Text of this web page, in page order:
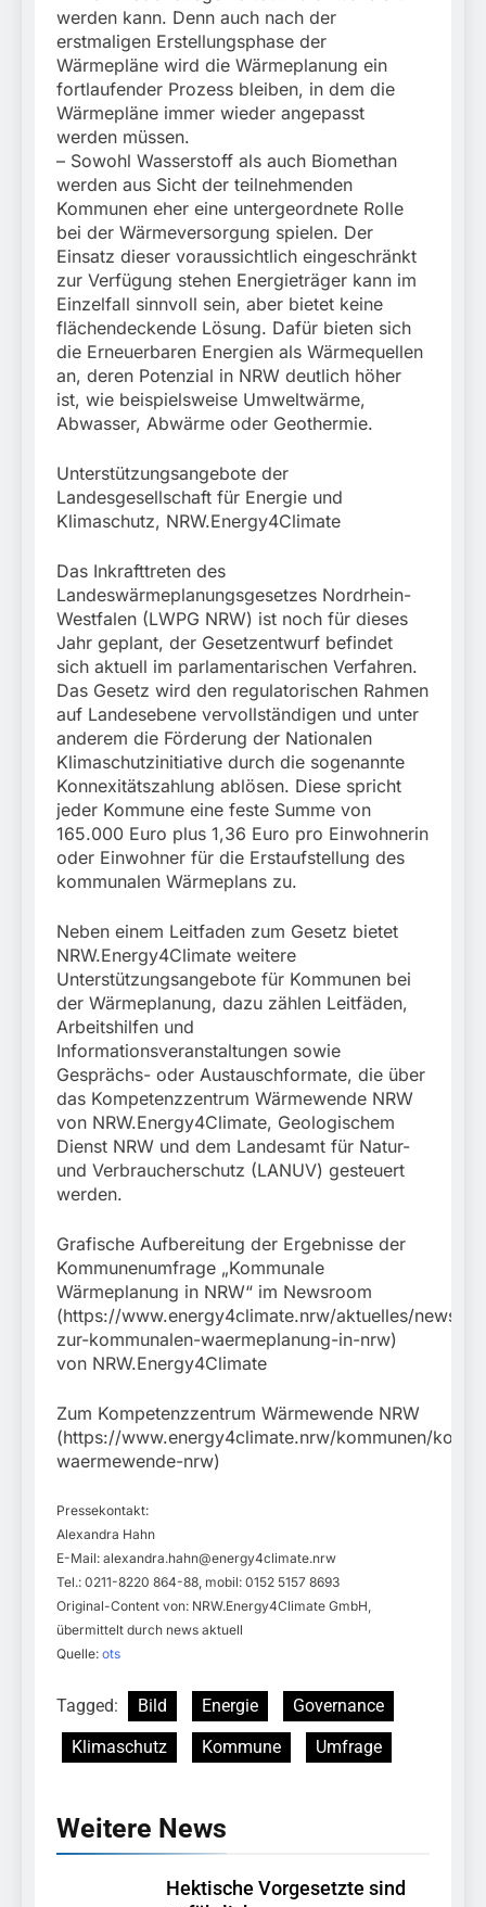
werden kann. Denn auch nach der
erstmaligen Erstellungsphase der
Wärmepläne wird die Wärmeplanung ein
fortlaufender Prozess bleiben, in dem die
Wärmepläne immer wieder angepasst
werden müssen.
– Sowohl Wasserstoff als auch Biomethan
werden aus Sicht der teilnehmenden
Kommunen eher eine untergeordnete Rolle
bei der Wärmeversorgung spielen. Der
Einsatz dieser voraussichtlich eingeschränkt
zur Verfügung stehen Energieträger kann im
Einzelfall sinnvoll sein, aber bietet keine
flächendeckende Lösung. Dafür bieten sich
die Erneuerbaren Energien als Wärmequellen
an, deren Potenzial in NRW deutlich höher
ist, wie beispielsweise Umweltwärme,
Abwasser, Abwärme oder Geothermie.
Unterstützungsangebote der
Landesgesellschaft für Energie und
Klimaschutz, NRW.Energy4Climate
Das Inkrafttreten des
Landeswärmeplanungsgesetzes Nordrhein-
Westfalen (LWPG NRW) ist noch für dieses
Jahr geplant, der Gesetzentwurf befindet
sich aktuell im parlamentarischen Verfahren.
Das Gesetz wird den regulatorischen Rahmen
auf Landesebene vervollständigen und unter
anderem die Förderung der Nationalen
Klimaschutzinitiative durch die sogenannte
Konnexitätszahlung ablösen. Diese spricht
jeder Kommune eine feste Summe von
165.000 Euro plus 1,36 Euro pro Einwohnerin
oder Einwohner für die Erstaufstellung des
kommunalen Wärmeplans zu.
Neben einem Leitfaden zum Gesetz bietet
NRW.Energy4Climate weitere
Unterstützungsangebote für Kommunen bei
der Wärmeplanung, dazu zählen Leitfäden,
Arbeitshilfen und
Informationsveranstaltungen sowie
Gesprächs- oder Austauschformate, die über
das Kompetenzzentrum Wärmewende NRW
von NRW.Energy4Climate, Geologischem
Dienst NRW und dem Landesamt für Natur-
und Verbraucherschutz (LANUV) gesteuert
werden.
Grafische Aufbereitung der Ergebnisse der
Kommunenumfrage „Kommunale
Wärmeplanung in NRW“ im Newsroom
(https://www.energy4climate.nrw/aktuelles/
zur-kommunalen-waermeplanung-in-nrw)
von NRW.Energy4Climate
Zum Kompetenzzentrum Wärmewende NRW
(https://www.energy4climate.nrw/kommunen/
waermewende-nrw)
Pressekontakt:
Alexandra Hahn
E-Mail: alexandra.hahn@energy4climate.nrw
Tel.: 0211-8220 864-88, mobil: 0152 5157 8693
Original-Content von: NRW.Energy4Climate GmbH,
übermittelt durch news aktuell
Quelle: ots
Tagged: Bild Energie
Governance
Klimaschutz
Kommune Umfrage
Weitere News
Hektische Vorgesetzte sind